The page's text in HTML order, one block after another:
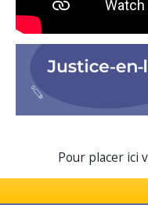
Pour placer ici